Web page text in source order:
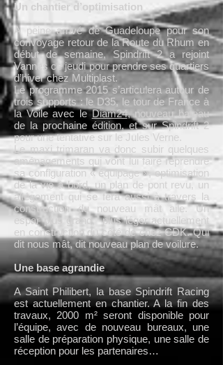
Un chantier d’optimisation
A peine arrivé de Guadeloupe pour son
convoyage retour de la Route du Rhum en
début de semaine, Spindrift 2 a rejoint
Vannes ce jeudi pour prendre ses quartiers
d’hiver chez Multiplast.
Le programme 2015 s’articulera autour de
trois supports : le D35, le tour de France à
la Voile avec leDiam24, nouveau bateau
de la prochaine édition, et sur Spindrift 2
pour une tentative sur le Jules Verne.
Le maxi trimaran va donc subir quelques
aménagements qui vont lui faire reprendre
sa configuration « équipage », optimisation
de la vie à bord, un plan de pont revu, un
allégement qui se fera aussi à travers la
construction du nouveau mât aile. Un
espar plus grand, plus léger actuellement
en construction du côté de chez CDK. Qui
dit nous mât, dit nouveau plan de voilure.
Une base agrandie
A Saint Philibert, la base Spindrift Racing
est actuellement en chantier. A la fin des
travaux, 2000 m² seront disponible pour
l’équipe, avec de nouveau bureaux, une
salle de préparation physique, une salle de
réception pour les partenaires…